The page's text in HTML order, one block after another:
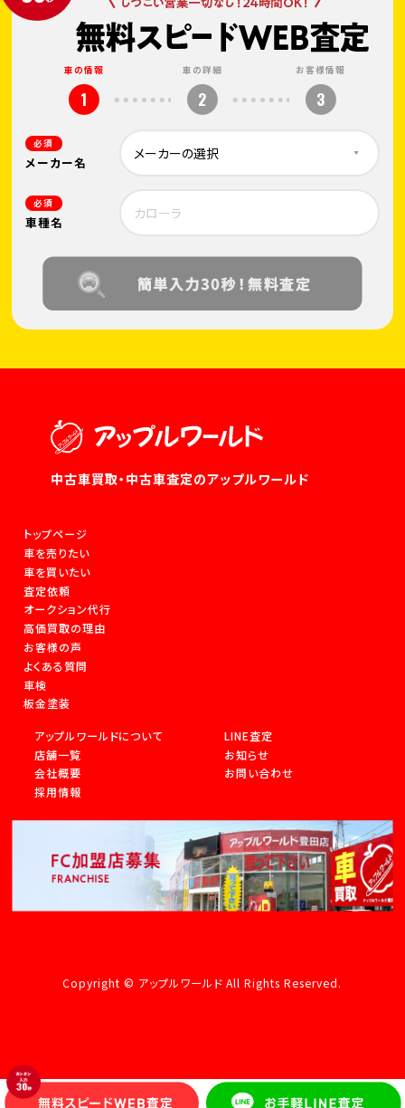
車の情報
1
車の詳細
2
お客様情報
3
必須
メーカー名
必須
車種名
中古車買取・中古車査定のアップルワールド
トップページ
車を売りたい
車を買いたい
査定依頼
オークション代行
高価買取の理由
お客様の声
よくある質問
車検
板金塗装
アップルワールドについて
店舗一覧
会社概要
採用情報
LINE査定
お知らせ
お問い合わせ
Copyright © アップルワールド All Rights Reserved.